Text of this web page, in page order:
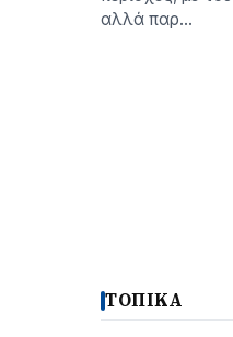
αλλά παρ…
ΤΟΠΙΚΑ